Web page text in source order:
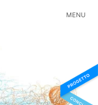
MENU